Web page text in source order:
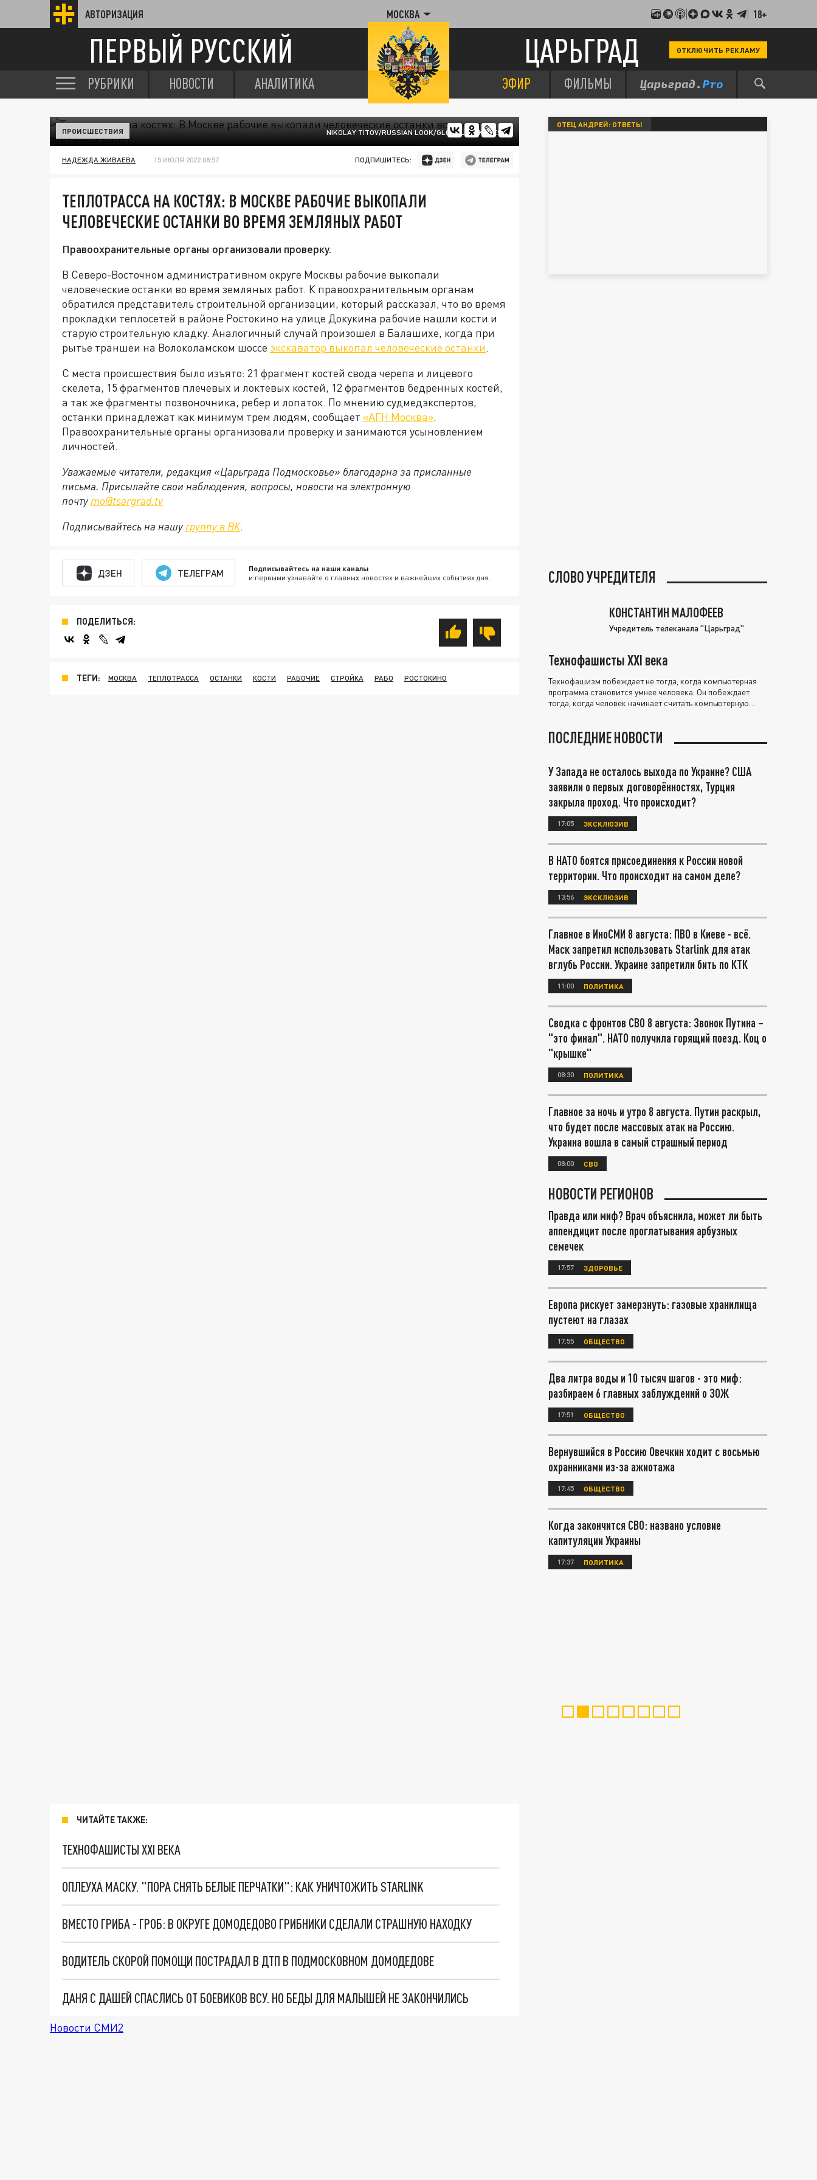
АВТОРИЗАЦИЯ МОСКВА 18+
ПЕРВЫЙ РУССКИЙ ЦАРЬГРАД ОТКЛЮЧИТЬ РЕКЛАМУ
РУБРИКИ НОВОСТИ АНАЛИТИКА ЭФИР ФИЛЬМЫ
NIKOLAY TITOV/RUSSIAN LOOK/GLOBALLOOKPRESS
ПРОИСШЕСТВИЯ
НАДЕЖДА ЖИВАЕВА 15 ИЮЛЯ 2022 08:57 ПОДПИШИТЕСЬ:
ТЕПЛОТРАССА НА КОСТЯХ: В МОСКВЕ РАБОЧИЕ ВЫКОПАЛИ
ЧЕЛОВЕЧЕСКИЕ ОСТАНКИ ВО ВРЕМЯ ЗЕМЛЯНЫХ РАБОТ
Правоохранительные органы организовали проверку.
В Северо-Восточном административном округе Москвы рабочие выкопали
человеческие останки во время земляных работ. К правоохранительным органам
обратился представитель строительной организации, который рассказал, что во время
прокладки теплосетей в районе Ростокино на улице Докукина рабочие нашли кости и
старую строительную кладку. Аналогичный случай произошел в Балашихе, когда при
рытье траншеи на Волоколамском шоссе экскаватор выкопал человеческие останки.
С места происшествия было изъято: 21 фрагмент костей свода черепа и лицевого
скелета, 15 фрагментов плечевых и локтевых костей, 12 фрагментов бедренных костей,
а так же фрагменты позвоночника, ребер и лопаток. По мнению судмедэкспертов,
останки принадлежат как минимум трем людям, сообщает «АГН Москва».
Правоохранительные органы организовали проверку и занимаются усыновлением
личностей.
Уважаемые читатели, редакция «Царьграда Подмосковье» благодарна за присланные
письма. Присылайте свои наблюдения, вопросы, новости на электронную
почту mo@tsargrad.tv
Подписывайтесь на нашу группу в ВК.
ДЗЕН ТЕЛЕГРАМ Подписывайтесь на наши каналы
и первыми узнавайте о главных новостях и важнейших событиях дня.
ПОДЕЛИТЬСЯ:
ТЕГИ: МОСКВА ТЕПЛОТРАССА ОСТАНКИ КОСТИ РАБОЧИЕ СТРОЙКА РАБО РОСТОКИНО
ЧИТАЙТЕ ТАКЖЕ:
ТЕХНОФАШИСТЫ XXI ВЕКА
ОПЛЕУХА МАСКУ. "ПОРА СНЯТЬ БЕЛЫЕ ПЕРЧАТКИ": КАК УНИЧТОЖИТЬ STARLINK
ВМЕСТО ГРИБА - ГРОБ: В ОКРУГЕ ДОМОДЕДОВО ГРИБНИКИ СДЕЛАЛИ СТРАШНУЮ НАХОДКУ
ВОДИТЕЛЬ СКОРОЙ ПОМОЩИ ПОСТРАДАЛ В ДТП В ПОДМОСКОВНОМ ДОМОДЕДОВЕ
ДАНЯ С ДАШЕЙ СПАСЛИСЬ ОТ БОЕВИКОВ ВСУ. НО БЕДЫ ДЛЯ МАЛЫШЕЙ НЕ ЗАКОНЧИЛИСЬ
Новости СМИ2
ОТЕЦ АНДРЕЙ: ОТВЕТЫ
СЛОВО УЧРЕДИТЕЛЯ
КОНСТАНТИН МАЛОФЕЕВ
Учредитель телеканала "Царьград"
Технофашисты XXI века
Технофашизм побеждает не тогда, когда компьютерная
программа становится умнее человека. Он побеждает
тогда, когда человек начинает считать компьютерную
ПОСЛЕДНИЕ НОВОСТИ
У Запада не осталось выхода по Украине? США
заявили о первых договорённостях, Турция
закрыла проход. Что происходит?
17:05 ЭКСКЛЮЗИВ
В НАТО боятся присоединения к России новой
территории. Что происходит на самом деле?
13:56 ЭКСКЛЮЗИВ
Главное в ИноСМИ 8 августа: ПВО в Киеве - всё.
Маск запретил использовать Starlink для атак
вглубь России. Украине запретили бить по КТК
11:00 ПОЛИТИКА
Сводка с фронтов СВО 8 августа: Звонок Путина –
"это финал". НАТО получила горящий поезд. Коц о
"крышке"
08:30 ПОЛИТИКА
Главное за ночь и утро 8 августа. Путин раскрыл,
что будет после массовых атак на Россию.
Украина вошла в самый страшный период
08:00 СВО
НОВОСТИ РЕГИОНОВ
Правда или миф? Врач объяснила, может ли быть
аппендицит после проглатывания арбузных
семечек
17:57 ЗДОРОВЬЕ
Европа рискует замерзнуть: газовые хранилища
пустеют на глазах
17:55 ОБЩЕСТВО
Два литра воды и 10 тысяч шагов - это миф:
разбираем 6 главных заблуждений о ЗОЖ
17:51 ОБЩЕСТВО
Вернувшийся в Россию Овечкин ходит с восьмью
охранниками из-за ажиотажа
17:45 ОБЩЕСТВО
Когда закончится СВО: названо условие
капитуляции Украины
17:37 ПОЛИТИКА